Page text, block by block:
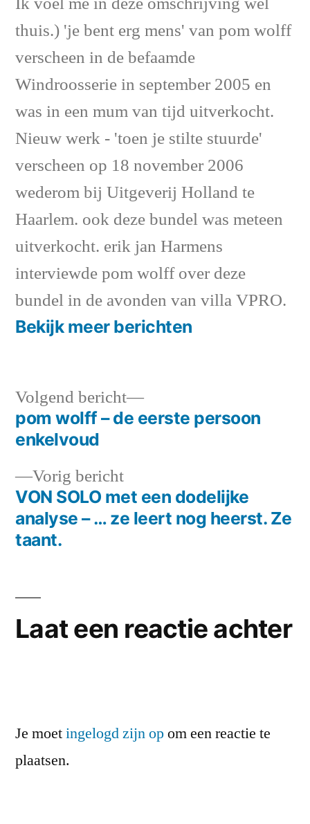
thuis.) 'je bent erg mens' van pom wolff
verscheen in de befaamde
Windroosserie in september 2005 en
was in een mum van tijd uitverkocht.
Nieuw werk - 'toen je stilte stuurde'
verscheen op 18 november 2006
wederom bij Uitgeverij Holland te
Haarlem. ook deze bundel was meteen
uitverkocht. erik jan Harmens
interviewde pom wolff over deze
bundel in de avonden van villa VPRO.
Bekijk meer berichten
Bericht
navigatie
Vorig berichtVorig
bericht:
VON SOLO met een dodelijke
analyse – … ze leert nog heerst. Ze
taant.
Volgend bericht
Volgend
bericht:
pom wolff – de eerste persoon
enkelvoud
Laat een reactie achter
Je moetingelogd zijn opom een reactie te
plaatsen.